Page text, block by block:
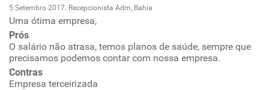
Oportunidade de promoção
Ambiente de trabalho
Conciliação com a vida familiar
5 Setembro 2017. Recepcionista Adm, Bahia
Uma ótima empresa,
Prós
O salário não atrasa, temos planos de saúde, sempre que
precisamos podemos contar com nossa empresa.
Contras
Empresa terceirizada